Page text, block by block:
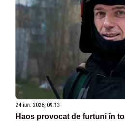
24 iun. 2026, 09:13
Haos provocat de furtuni în